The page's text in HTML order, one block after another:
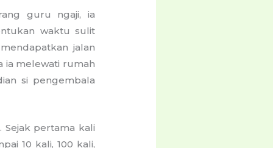
guru ngaji, ia
waktu sulit
jalan
ia melewati rumah
si pengembala
pertama kali
10 kali, 100 kali,